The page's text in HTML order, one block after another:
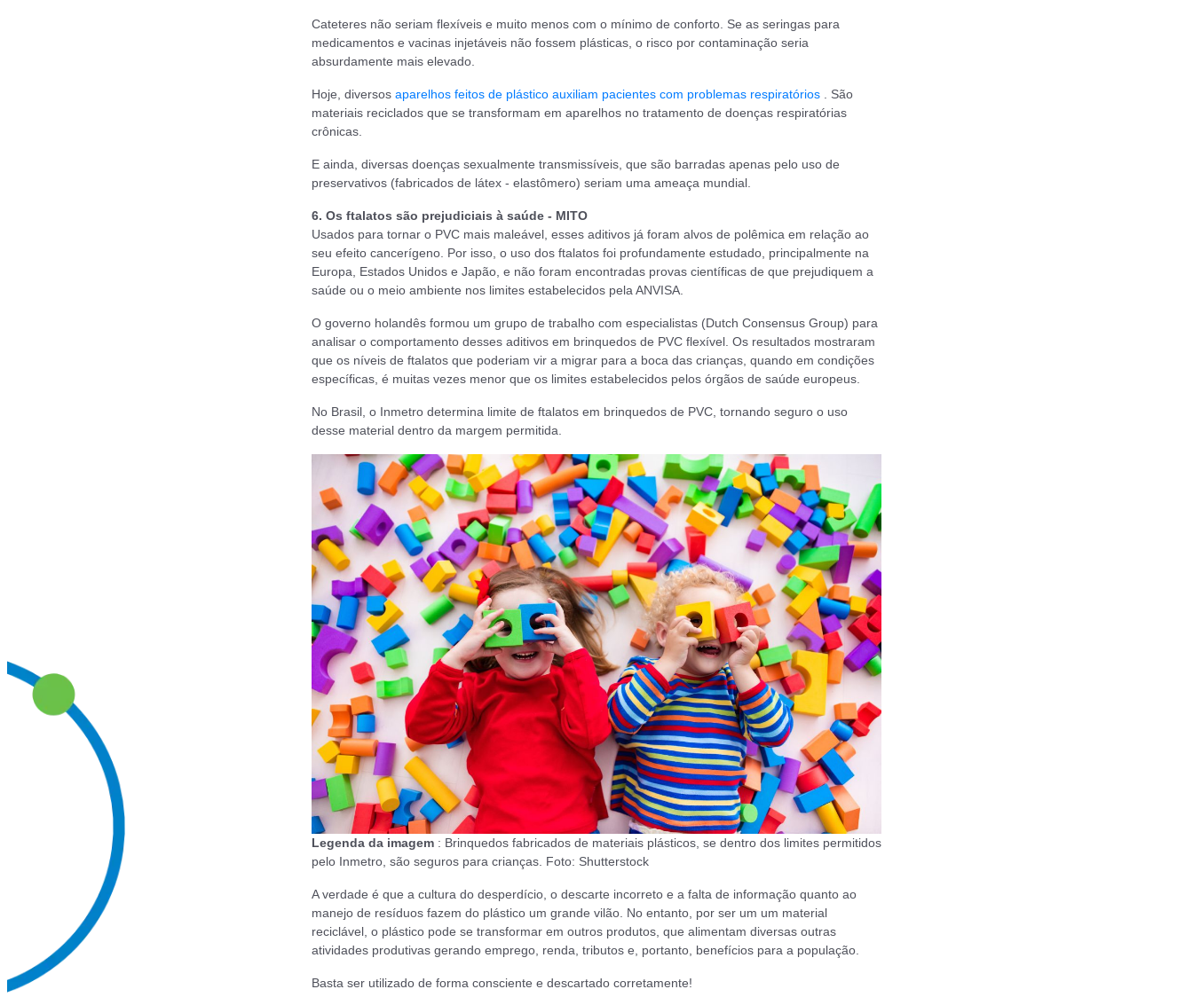
Cateteres não seriam flexíveis e muito menos com o mínimo de conforto. Se as seringas para
medicamentos e vacinas injetáveis não fossem plásticas, o risco por contaminação seria
absurdamente mais elevado.
Hoje, diversos aparelhos feitos de plástico auxiliam pacientes com problemas respiratórios . São
materiais reciclados que se transformam em aparelhos no tratamento de doenças respiratórias
crônicas.
E ainda, diversas doenças sexualmente transmissíveis, que são barradas apenas pelo uso de
preservativos (fabricados de látex - elastômero) seriam uma ameaça mundial.
6. Os ftalatos são prejudiciais à saúde - MITO
Usados para tornar o PVC mais maleável, esses aditivos já foram alvos de polêmica em relação ao
seu efeito cancerígeno. Por isso, o uso dos ftalatos foi profundamente estudado, principalmente na
Europa, Estados Unidos e Japão, e não foram encontradas provas científicas de que prejudiquem a
saúde ou o meio ambiente nos limites estabelecidos pela ANVISA.
O governo holandês formou um grupo de trabalho com especialistas (Dutch Consensus Group) para
analisar o comportamento desses aditivos em brinquedos de PVC flexível. Os resultados mostraram
que os níveis de ftalatos que poderiam vir a migrar para a boca das crianças, quando em condições
específicas, é muitas vezes menor que os limites estabelecidos pelos órgãos de saúde europeus.
No Brasil, o Inmetro determina limite de ftalatos em brinquedos de PVC, tornando seguro o uso
desse material dentro da margem permitida.
Legenda da imagem : Brinquedos fabricados de materiais plásticos, se dentro dos limites permitidos
pelo Inmetro, são seguros para crianças. Foto: Shutterstock
A verdade é que a cultura do desperdício, o descarte incorreto e a falta de informação quanto ao
manejo de resíduos fazem do plástico um grande vilão. No entanto, por ser um um material
reciclável, o plástico pode se transformar em outros produtos, que alimentam diversas outras
atividades produtivas gerando emprego, renda, tributos e, portanto, benefícios para a população.
Basta ser utilizado de forma consciente e descartado corretamente!